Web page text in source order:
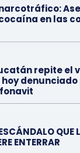
en las
repite el
QUE
ENTERRAR